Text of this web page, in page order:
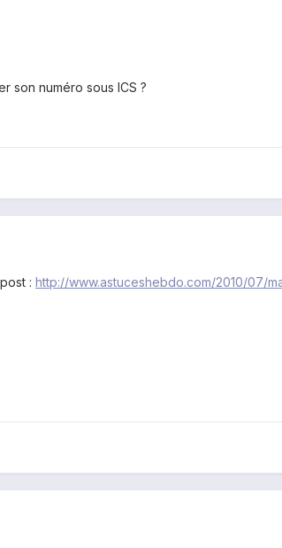
son numéro sous ICS ?
: http://www.astuceshebdo.com/2010/07/